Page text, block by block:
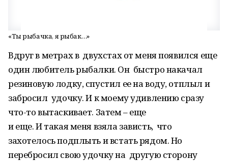
«Ты рыбачка, я рыбак…»
Вдруг в метрах в двухстах от меня появился еще
один любитель рыбалки. Он быстро накачал
резиновую лодку, спустил ее на воду, отплыл и
забросил удочку. И к моему удивлению сразу
что-то вытаскивает. Затем – еще
и еще. И такая меня взяла зависть, что
захотелось подплыть и встать рядом. Но
перебросил свою удочку на другую сторону